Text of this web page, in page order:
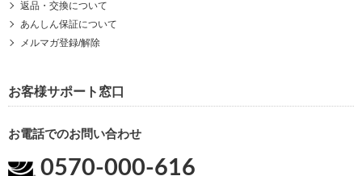
返品・交換について
あんしん保証について
メルマガ登録/解除
お客様サポート窓口
お電話でのお問い合わせ
0570-000-616